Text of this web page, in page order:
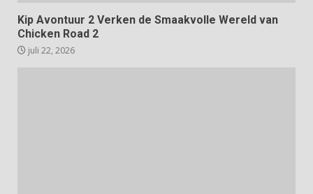
Kip Avontuur 2 Verken de Smaakvolle Wereld van
Chicken Road 2
juli 22, 2026